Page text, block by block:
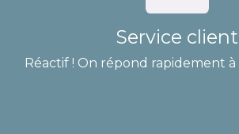
Service client
Réactif ! On répond rapidement à